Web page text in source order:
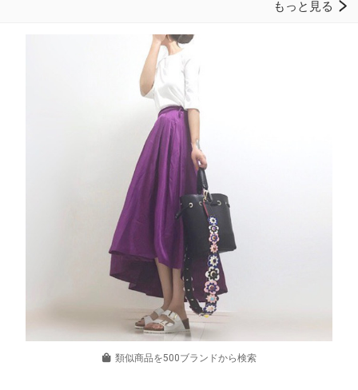
類似商品を500ブランドから検索